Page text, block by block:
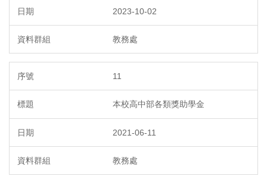
2023-10-02
教務處
11
本校高中部各類獎助學金
2021-06-11
教務處